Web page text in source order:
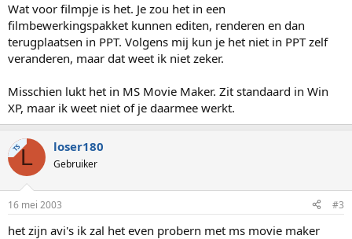
Wat voor filmpje is het. Je zou het in een
filmbewerkingspakket kunnen editen, renderen en dan
terugplaatsen in PPT. Volgens mij kun je het niet in PPT zelf
veranderen, maar dat weet ik niet zeker.
Misschien lukt het in MS Movie Maker. Zit standaard in Win
XP, maar ik weet niet of je daarmee werkt.
TSL loser180
Gebruiker
16 mei 2003 #3
het zijn avi's ik zal het even probern met ms movie maker